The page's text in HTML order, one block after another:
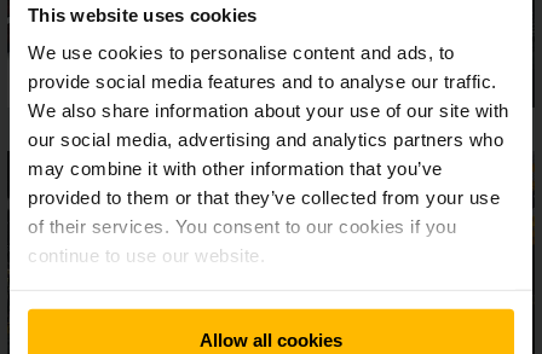
This website uses cookies
We use cookies to personalise content and ads, to
provide social media features and to analyse our traffic.
We also share information about your use of our site with
our social media, advertising and analytics partners who
may combine it with other information that you’ve
provided to them or that they’ve collected from your use
of their services. You consent to our cookies if you
continue to use our website.
Allow all cookies